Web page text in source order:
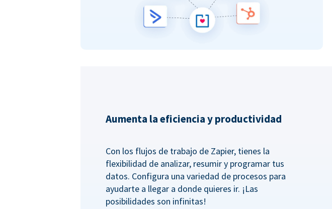
Aumenta la eficiencia y productividad
Con los flujos de trabajo de Zapier, tienes la
flexibilidad de analizar, resumir y programar tus
datos. Configura una variedad de procesos para
ayudarte a llegar a donde quieres ir. ¡Las
posibilidades son infinitas!